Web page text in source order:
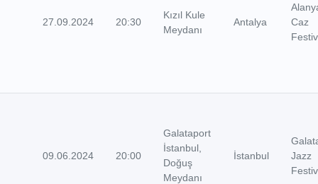
27.09.2024 20:30
Kızıl Kule
Meydanı
Antalya
Caz
09.06.2024 20:00
Galataport
İstanbul,
Doğuş
Meydanı
İstanbul
Jazz